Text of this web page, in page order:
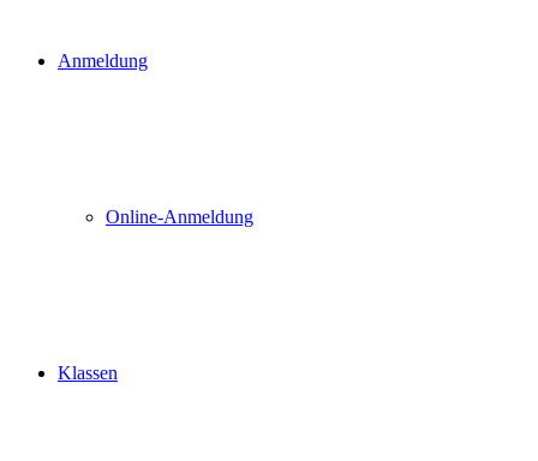
Anmeldung
Online-Anmeldung
Klassen